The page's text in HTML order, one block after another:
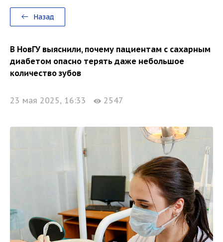
Назад
В НовГУ выяснили, почему пациентам с сахарным
диабетом опасно терять даже небольшое
количество зубов
23 мая 2025, 16:33 2547